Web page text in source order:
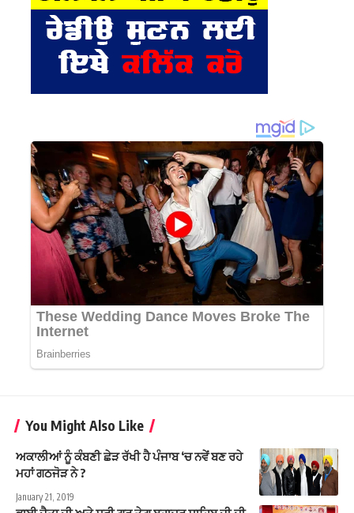
You Might Also Like
ਅਕਾਲੀਆਂ ਨੂੰ ਕੰਬਣੀ ਛੇੜ ਰੱਖੀ ਹੈ ਪੰਜਾਬ ‘ਚ ਨਵੇਂ ਬਣ ਰਹੇ
ਮਹਾਂ ਗਠਜੋੜ ਨੇ ?
January 21, 2019